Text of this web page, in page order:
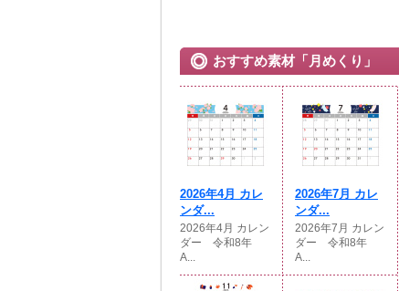
おすすめ素材「月めくり」
2026年4月 カレ
ンダ...
2026年4月 カレン
ダー 令和8年
A...
2026年7月 カレ
ンダ...
2026年7月 カレン
ダー 令和8年
A...